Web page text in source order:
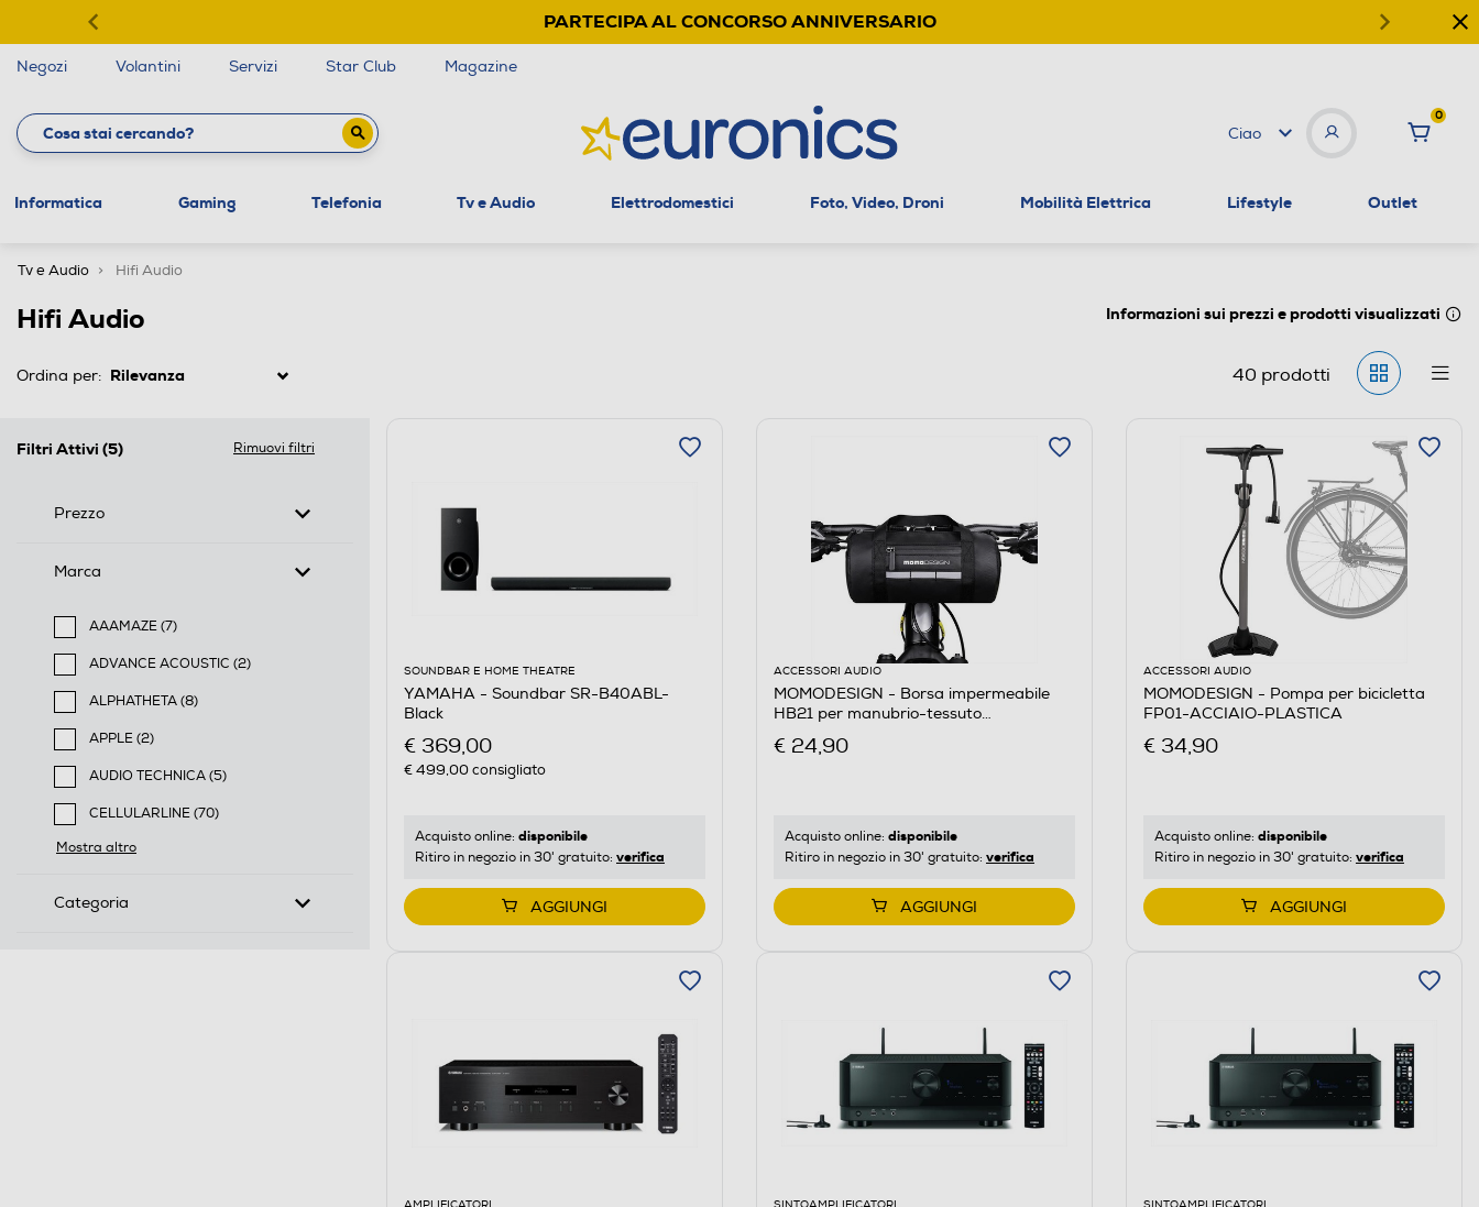
PARTECIPA AL CONCORSO ANNIVERSARIO
Negozi Volantini Servizi Star Club Magazine
Ciao
0
Informatica Gaming Telefonia Tv e Audio Elettrodomestici Foto, Video, Droni Mobilità Elettrica Lifestyle Outlet
Tv e Audio Hifi Audio
Hifi Audio Informazioni sui prezzi e prodotti visualizzati
Ordina per: 40 prodotti
Filtri Attivi (5) Rimuovi filtri
Prezzo
Marca
AAAMAZE (7)
Filtra per Marca: AAAMAZE
ADVANCE ACOUSTIC (2)
Filtra per Marca: ADVANCE ACOUSTIC
ALPHATHETA (8)
Filtra per Marca: ALPHATHETA
APPLE (2)
Filtra per Marca: APPLE
AUDIO TECHNICA (5)
Filtra per Marca: AUDIO TECHNICA
CELLULARLINE (70)
Filtra per Marca: CELLULARLINE
Mostra altro
Categoria
SOUNDBAR E HOME THEATRE
YAMAHA - Soundbar SR-B40ABL-
Black
€ 369,00
€ 499,00consigliato
Acquisto online: disponibile
Ritiro in negozio in 30' gratuito: verifica
AGGIUNGI
ACCESSORI AUDIO
MOMODESIGN - Borsa impermeabile
HB21 per manubrio-tessuto
€ 24,90
Acquisto online: disponibile
Ritiro in negozio in 30' gratuito: verifica
AGGIUNGI
ACCESSORI AUDIO
MOMODESIGN - Pompa per bicicletta
FP01-ACCIAIO-PLASTICA
€ 34,90
Acquisto online: disponibile
Ritiro in negozio in 30' gratuito: verifica
AGGIUNGI